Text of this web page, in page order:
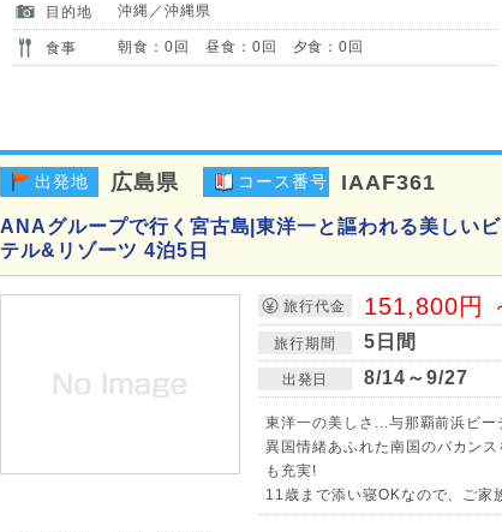
目的地 沖縄／沖縄県
食事 朝食：0回 昼食：0回 夕食：0回
出発地 広島県 コース番号 IAAF361
ANAグループで行く宮古島|東洋一と謳われる美しい
テル&リゾーツ 4泊5日
旅行代金 151,800円
旅行期間 5日間
出発日 8/14～9/27
東洋一の美しさ...与那覇前浜ビ
異国情緒あふれた南国のバカン
も充実!
11歳まで添い寝OKなので、ご家